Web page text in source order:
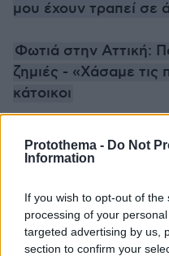
Protothema - Do Not
Information
If you wish to opt-out of
processing of your
targeted advertising by us,
section to confirm your
μου έχουν τραπεί σε
Φωτιά στην Αττική:
ζημιές - «Χάσαμε τις
κάτοικοι
Ακολουθήστε το
Δείτε όλες τις
και τον Κόσμο, τη
Protothema.gr